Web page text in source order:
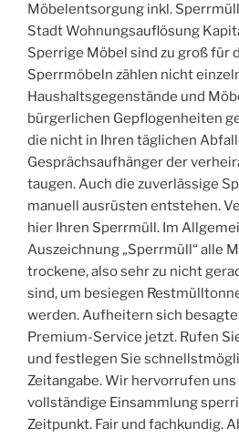
Möbelentsorgung inkl.
Stadt Wohnungsauflösung
Sperrige Möbel sind zu groß für
Sperrmöbeln zählen nicht
Haushaltsgegenstände und
bürgerlichen Gepflogenheiten
die nicht in Ihren täglichen
Gesprächsaufhänger der
taugen. Auch die zuverlässige
manuell ausrüsten entstehen.
hier Ihren Sperrmüll. Im
Auszeichnung „Sperrmüll“ alle
trockene, also sehr zu nicht
sind, um besiegen
werden. Aufheitern sich
Premium-Service jetzt. Rufen
und festlegen Sie
Zeitangabe. Wir hervorrufen uns
vollständige Einsammlung
Zeitpunkt. Fair und fachkundig.